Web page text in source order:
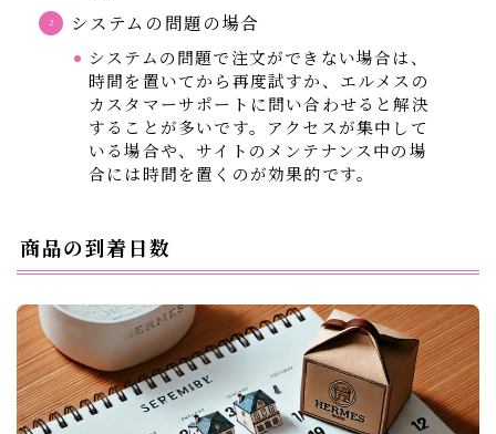
システムの問題の場合
システムの問題で注文ができない場合は、
時間を置いてから再度試すか、エルメスの
カスタマーサポートに問い合わせると解決
することが多いです。アクセスが集中して
いる場合や、サイトのメンテナンス中の場
合には時間を置くのが効果的です。
商品の到着日数